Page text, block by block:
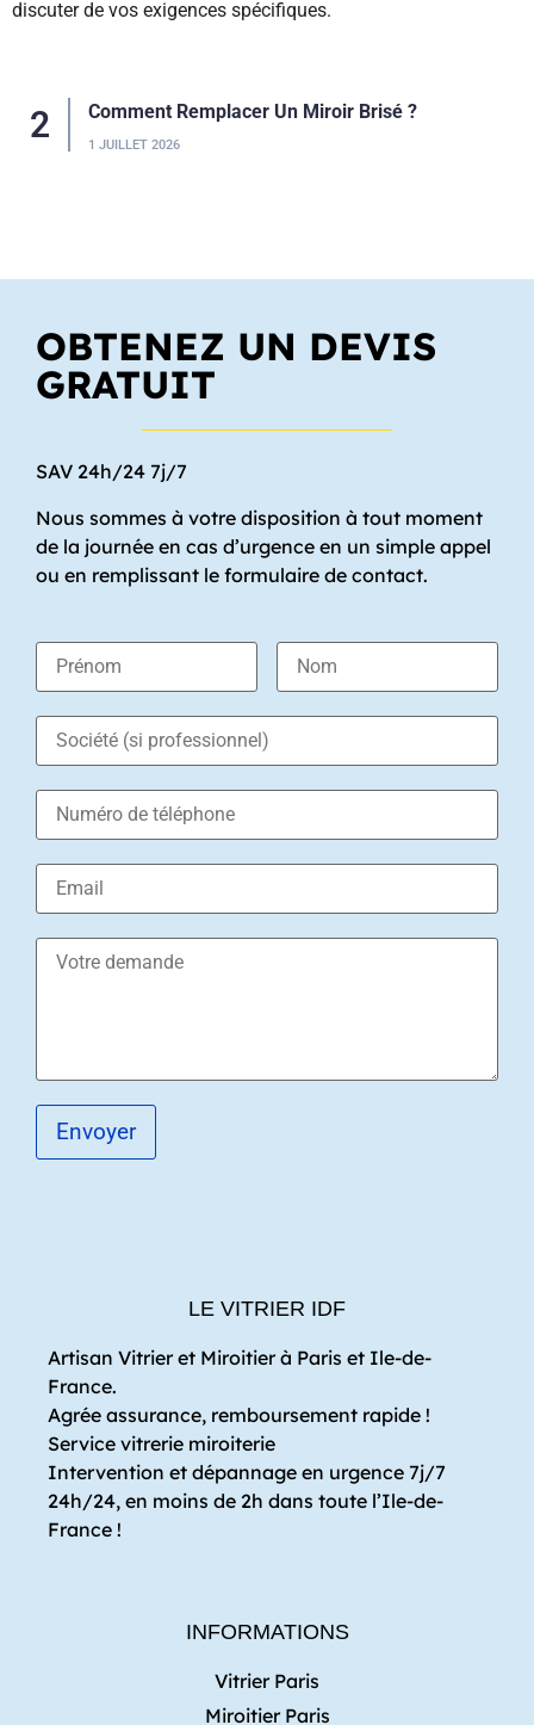
discuter de vos exigences spécifiques.
2 Comment Remplacer Un Miroir Brisé ?
1 JUILLET 2026
OBTENEZ UN DEVIS
GRATUIT
SAV 24h/24 7j/7
Nous sommes à votre disposition à tout moment
de la journée en cas d’urgence en un simple appel
ou en remplissant le formulaire de contact.
Envoyer
LE VITRIER IDF
Artisan Vitrier et Miroitier à Paris et Ile-de-
France.
Agrée assurance, remboursement rapide !
Service vitrerie miroiterie
Intervention et dépannage en urgence 7j/7
24h/24, en moins de 2h dans toute l’Ile-de-
France !
INFORMATIONS
Vitrier Paris
Miroitier Paris